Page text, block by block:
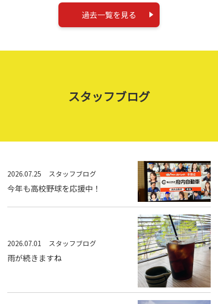
過去一覧を見る
スタッフブログ
2026.07.25 スタッフブログ
今年も高校野球を応援中！
2026.07.01 スタッフブログ
雨が続きますね